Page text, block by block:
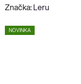
hodnocení
je
Značka:Leru
NOVINKA